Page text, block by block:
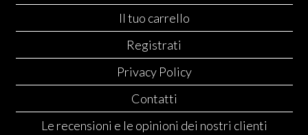
Il tuo carrello
Registrati
Privacy Policy
Contatti
Le recensioni e le opinioni dei nostri clienti